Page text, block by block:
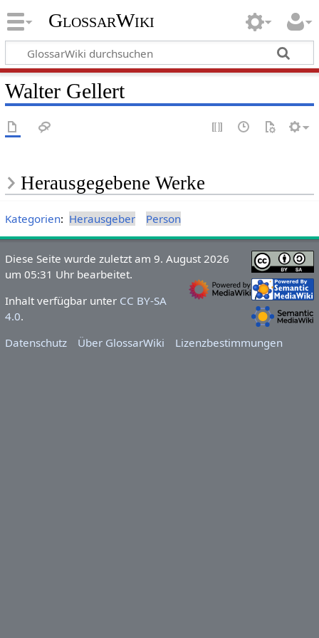
GlossarWiki
Walter Gellert
Herausgegebene Werke
Kategorien: Herausgeber Person
Diese Seite wurde zuletzt am 9. August 2026
um 05:31 Uhr bearbeitet.
Inhalt verfügbar unter CC BY-SA
4.0.
Datenschutz
Über GlossarWiki Lizenzbestimmungen